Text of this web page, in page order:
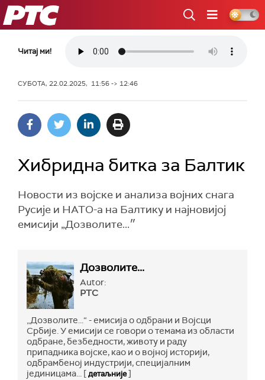
РТС
Читај ми!
СУБОТА, 22.02.2025, 11:56 -> 12:46
Хибридна битка за Балтик
Новости из војске и анализа војних снага
Русије и НАТО-а на Балтику и најновијој
емисији „Дозволите...״
Дозволите...
Autor:
РТС
„Дозволите...“ - емисија о одбрани и Војсци
Србије. У емисији се говори о темама из области
одбране, безбедности, животу и раду
припадника војске, као и о војној историји,
одбрамбеној индустрији, специјалним
јединицама... [детаљније]